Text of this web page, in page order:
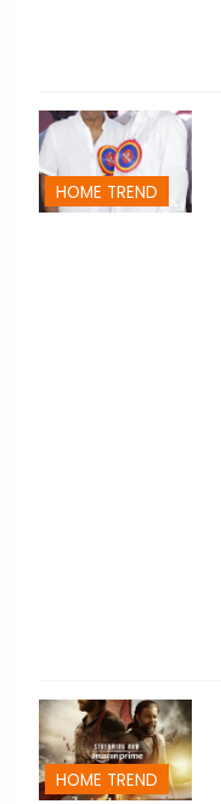
HOME TREND
HOME TREND